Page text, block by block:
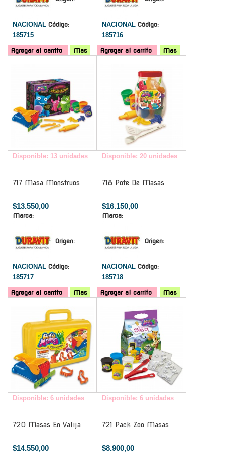
NACIONAL Código:
185715
Agregar al carrito Mas
NACIONAL Código:
185716
Agregar al carrito
Mas
Disponible: 13 unidades
717 Masa Monstruos
$13.550,00
Marca:
Origen:
NACIONAL Código:
185717
Agregar al carrito Mas
Disponible: 20 unidades
718 Pote De Masas
$16.150,00
Marca:
Origen:
NACIONAL Código:
185718
Agregar al carrito
Mas
Disponible: 6 unidades
720 Masas En Valija
$14.550,00
Disponible: 6 unidades
721 Pack Zoo Masas
$8.900,00